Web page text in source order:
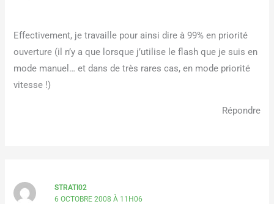
Effectivement, je travaille pour ainsi dire à 99% en priorité
ouverture (il n’y a que lorsque j’utilise le flash que je suis en
mode manuel… et dans de très rares cas, en mode priorité
vitesse !)
Répondre
STRATI02
6 OCTOBRE 2008 À 11H06